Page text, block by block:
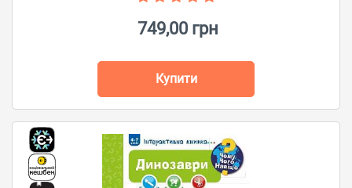
749,00 грн
Купити